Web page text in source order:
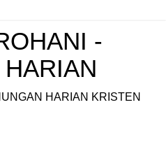
-
HARIAN KRISTEN